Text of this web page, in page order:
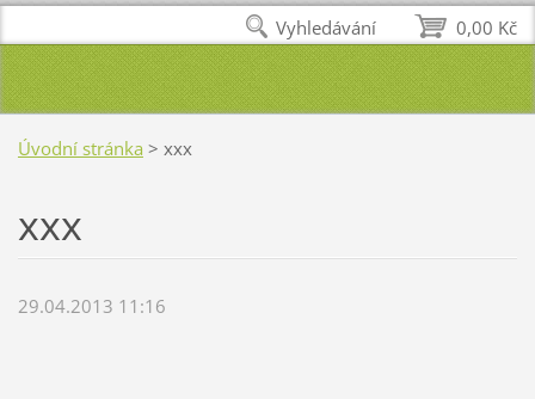
Úvodní stránka > xxx
xxx
29.04.2013 11:16
0,00 Kč
Vyhledávání